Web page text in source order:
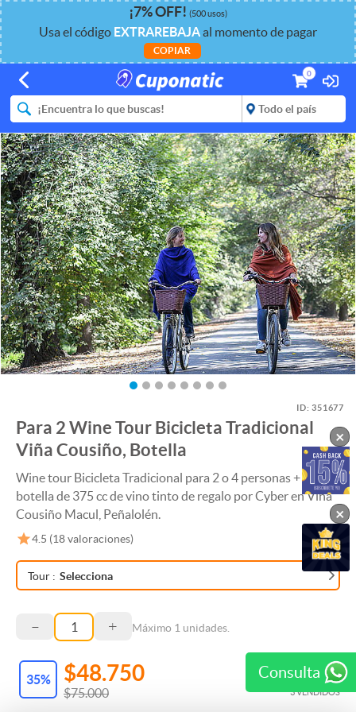
¡7%OFF! (500 usos)
Usa el código EXTRAREBAJAal momento de pagar
COPIAR
0
Consulta
ID:351677
Para 2 Wine Tour Bicicleta Tradicional
Viña Cousiño, Botella
Wine tour Bicicleta Tradicional para 2 o 4 personas + Una
botella de 375 cc de vino tinto de regalo por Cyber en Viña
Cousiño Macul, Peñalolén.
4.5 (18 valoraciones)
Tour : Selecciona
– + Máximo 1 unidades.
35% $48.750
$75.000 3 VENDIDOS
×
×